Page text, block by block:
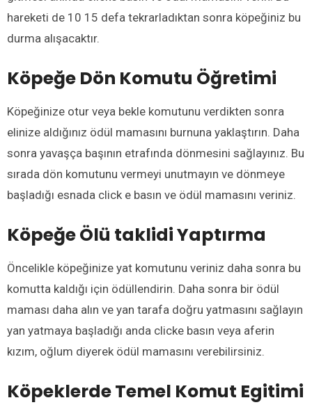
hareketi de 10 15 defa tekrarladıktan sonra köpeğiniz bu
durma alışacaktır.
Köpeğe Dön Komutu Öğretimi
Köpeğinize otur veya bekle komutunu verdikten sonra
elinize aldığınız ödül mamasını burnuna yaklaştırın. Daha
sonra yavaşça başının etrafında dönmesini sağlayınız. Bu
sırada dön komutunu vermeyi unutmayın ve dönmeye
başladığı esnada click e basın ve ödül mamasını veriniz.
KöpeğeÖlü taklidiYaptırma
Öncelikle köpeğinize yat komutunu veriniz daha sonra bu
komutta kaldığı için ödüllendirin. Daha sonra bir ödül
maması daha alın ve yan tarafa doğru yatmasını sağlayın
yan yatmaya başladığı anda clicke basın veya aferin
kızım, oğlum diyerek ödül mamasını verebilirsiniz.
KöpeklerdeTemel Komut Egitimi